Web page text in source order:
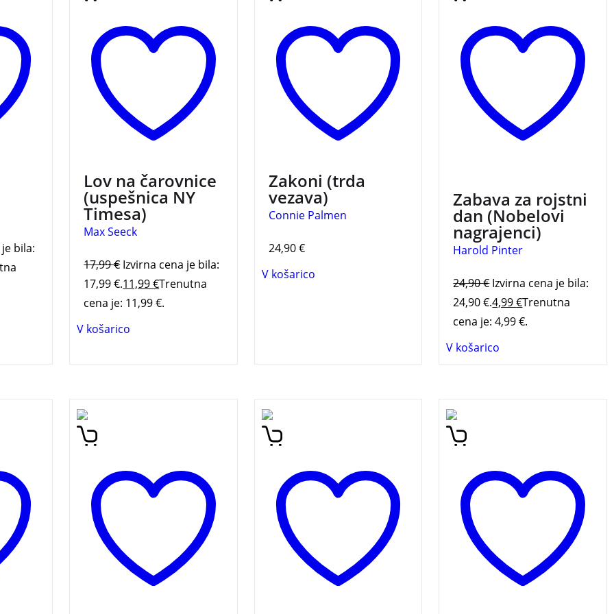
bila:
lestvici New York Timesa.
Lov na čarovnice
(uspešnica NY
Timesa)
Max Seeck
17,99€ Izvirna cena je bila:
17,99 €.11,99€Trenutna
cena je: 11,99 €.
V košarico
svojimi sposobnostmi in
znanjem. Sedem znanj
splete sedem vezi,
prijateljske, strastne,
študijske, mentorske,
duhovne in globoko
ljubeče…
Zakoni (trda
vezava)
Connie Palmen
24,90€
V košarico
nadrealistična drama o
sodobnem, absurdnem
svetu.
Zabava za rojstni
dan (Nobelovi
nagrajenci)
Harold Pinter
24,90€ Izvirna cena je bila:
24,90 €.4,99€Trenutna
cena je: 4,99 €.
V košarico
in
Čudežne pravljice
slovenskih pokrajin je
Zakladnica slovenskih
pripovedi. V njej so zbrane
pravljice, ki opisujejo
čaroben svet vilincev in
princev.
Knjiga dr. Bučarja je
nadaljevanje uspešnice
družbeno in politično
stanje v Sloveniji ob
osamosvojitvi. Ukvarja se
tudi z odnosom
posameznika do lastne
narodnosti in državnosti,
sprašuje o pomenu in vlogi
koncepta države tako za
Pesnik Tone Pavček (1928-
2011) je, preden se je
zadnjo pesniško zbirko, v
kateri je spregovoril o
angelih, ki so, tako kot
ljudje, sila različni, a skoraj
vedno pripravljeni, da
storijo kaj dobrega. Zadnja
Pavčkova zbirka ne govori o
nadnaravnih bitjih iz